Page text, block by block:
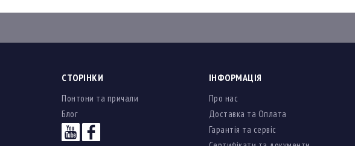
СТОРІНКИ
Понтони та причали
Блог
ІНФОРМАЦІЯ
Про нас
Доставка та Оплата
Гарантія та сервіс